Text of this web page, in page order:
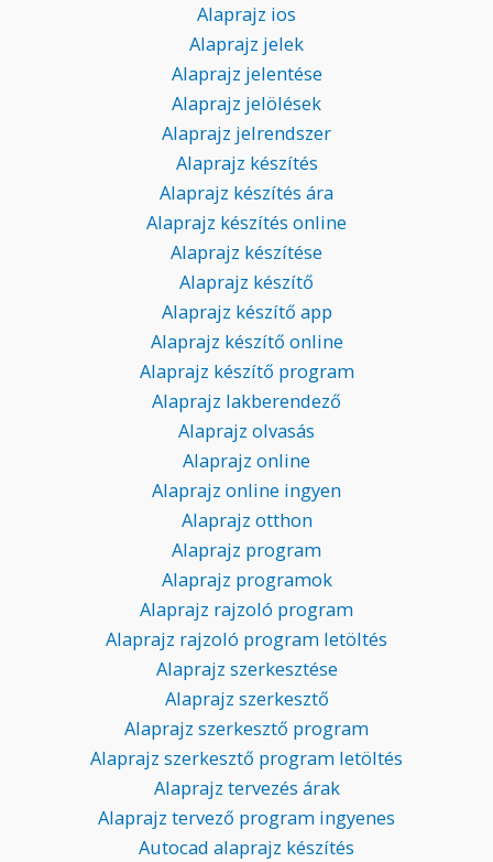
Alaprajz ios
Alaprajz jelek
Alaprajz jelentése
Alaprajz jelölések
Alaprajz jelrendszer
Alaprajz készítés
Alaprajz készítés ára
Alaprajz készítés online
Alaprajz készítése
Alaprajz készítő
Alaprajz készítő app
Alaprajz készítő online
Alaprajz készítő program
Alaprajz lakberendező
Alaprajz olvasás
Alaprajz online
Alaprajz online ingyen
Alaprajz otthon
Alaprajz program
Alaprajz programok
Alaprajz rajzoló program
Alaprajz rajzoló program letöltés
Alaprajz szerkesztése
Alaprajz szerkesztő
Alaprajz szerkesztő program
Alaprajz szerkesztő program letöltés
Alaprajz tervezés árak
Alaprajz tervező program ingyenes
Autocad alaprajz készítés